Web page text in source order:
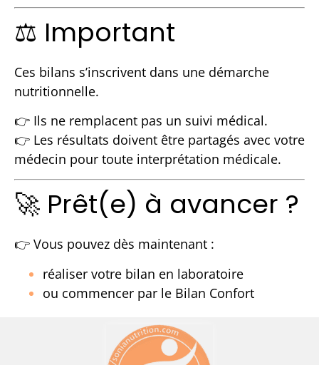
⚖️ Important
Ces bilans s’inscrivent dans une démarche
nutritionnelle.
👉 Ils ne remplacent pas un suivi médical.
👉 Les résultats doivent être partagés avec votre
médecin pour toute interprétation médicale.
🚀 Prêt(e) à avancer ?
👉 Vous pouvez dès maintenant :
réaliser votre bilan en laboratoire
ou commencer par le Bilan Confort